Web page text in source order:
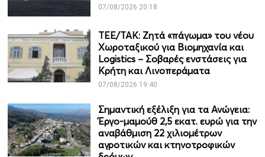
07/08/2026 20:18
ΤΕΕ/ΤΑΚ: Ζητά «πάγωμα» του νέου
Χωροταξικού για Βιομηχανία και
Logistics – Σοβαρές ενστάσεις για
Κρήτη και Λινοπεράματα
07/08/2026 19:40
Σημαντική εξέλιξη για τα Ανώγεια:
Έργο-μαμούθ 2,5 εκατ. ευρώ για την
αναβάθμιση 22 χιλιομέτρων
αγροτικών και κτηνοτροφικών